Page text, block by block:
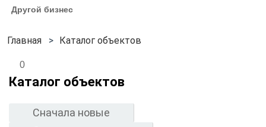
Другой бизнес
Каталог объектов
0
Каталог объектов
Сначала новые